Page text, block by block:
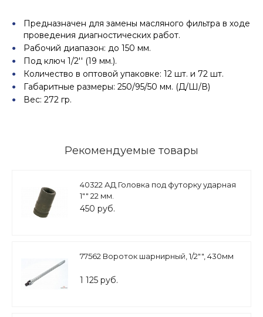
Предназначен для замены масляного фильтра в ходе
проведения диагностических работ.
Рабочий диапазон: до 150 мм.
Под ключ 1/2'' (19 мм.).
Количество в оптовой упаковке: 12 шт. и 72 шт.
Габаритные размеры: 250/95/50 мм. (Д/Ш/В)
Вес: 272 гр.
Рекомендуемые товары
40322 АД Головка под футорку ударная
1"" 22 мм.
450 руб.
77562 Вороток шарнирный, 1/2"", 430мм
1 125 руб.